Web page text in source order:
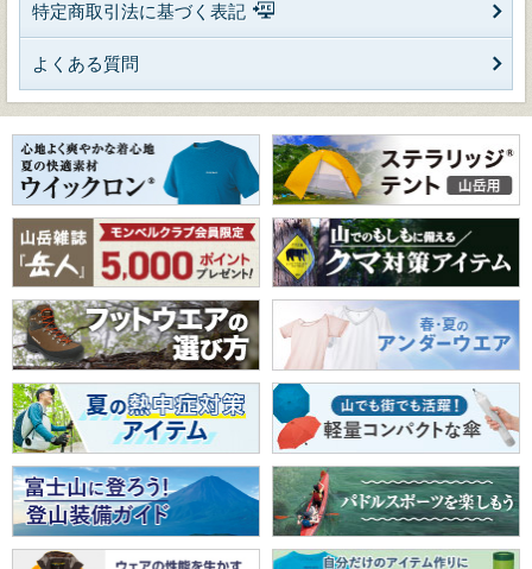
特定商取引法に基づく表記
よくある質問